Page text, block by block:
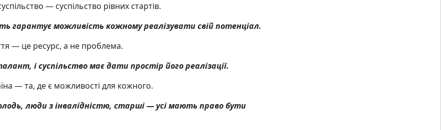
— суспільство рівних стартів.
гарантує можливість кожному реалізувати свій потенціал.
— це ресурс, а не проблема.
і суспільство має дати простір його реалізації.
— та, де є можливості для кожного.
люди з інвалідністю, старші — усі мають право бути